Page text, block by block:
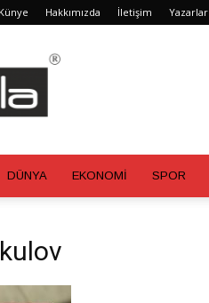
Künye Hakkımızda İletişim Yazarlar
DÜNYA EKONOMİ SPOR